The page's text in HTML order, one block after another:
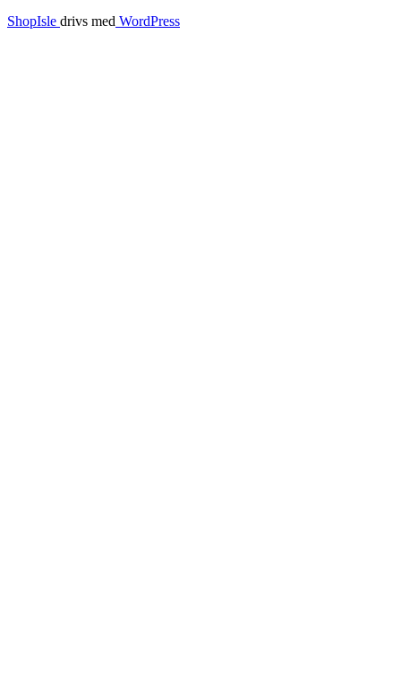
ShopIsle drivs med WordPress